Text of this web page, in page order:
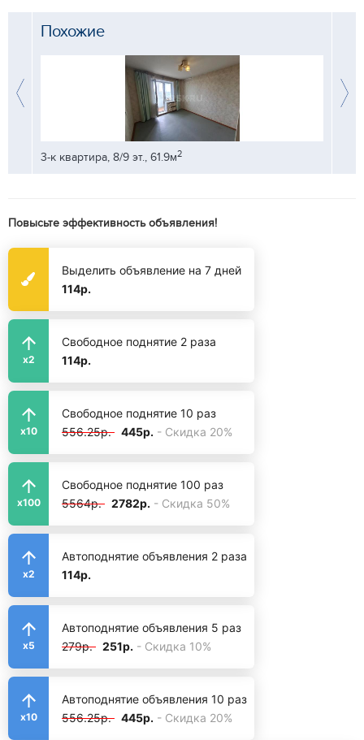
Похожие
3-к квартира, 8/9 эт., 61.9м2
Повысьте эффективность объявления!
Выделить объявление на 7 дней
114р.
x2
Свободное поднятие 2 раза
114р.
x10
Свободное поднятие 10 раз
556.25р. 445р. - Скидка 20%
x100
Свободное поднятие 100 раз
5564р. 2782р. - Скидка 50%
x2
Автоподнятие объявления 2 раза
114р.
x5
Автоподнятие объявления 5 раз
279р. 251р. - Скидка 10%
x10
Автоподнятие объявления 10 раз
556.25р. 445р. - Скидка 20%